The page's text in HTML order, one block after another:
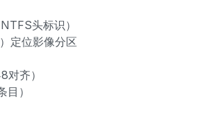
头标识）
定位影像分区
齐）
）